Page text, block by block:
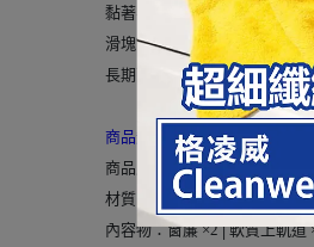
黏著牢度、典雅高貴大方
滑塊設計，行駛中不到處滑動
長期高溫耐久不退色
商品規格：
商品尺寸：S 黑色網布 -500 ×
材質：布本體-Polyester│軌道
內容物：窗簾 ×2│軟質上軌